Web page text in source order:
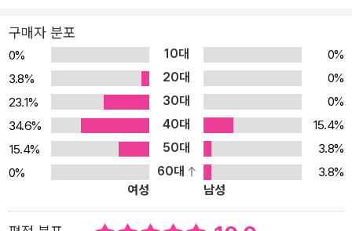
알려주고 싶었던 것을 가르쳐줍니다. 아이가 더 넓을 세상을 보았으
면 좋겠다고 바라면서요. 아이가 ‘엄마’‘아빠’를 처음 말할 때, 아이를
위해 무언가를 해주고 싶을 때, 아이가 성장하면서 아무탈 없이 자라
기를 바랄 때, 같이 있어줄 때……. 그 모든 순간들이 담겨 있는 그림책
입니다. 한 편의 애니메이션 같은 이 책은, 우리가 바로 그 주인공입니
다. 꼭 가족의 이야기가 아닐 수도 있습니다. 살면서 우리는 고마운 사
람들을 많이 만나게 됩니다. 그 고마움은 아마도 묵묵히 나를 위한 상
대의 배려와 이해에 대한 보답의 마음일 겁니다. 이 그림책이 여러분
의 ‘큰별’과 ‘작은별’에게 전하는 인사이기를 바래 봅니다. 아이의 우
주를 지키기 위한 부모의 마음, 아빠의 마음 “고마워요, 나의 마법사
구매자 분포
0% 10대
0%
3.8%
20대
0%
23.1%
30대
0%
34.6%
40대
15.4%
15.4%
50대
3.8%
0%
60대
3.8%
여성
남성